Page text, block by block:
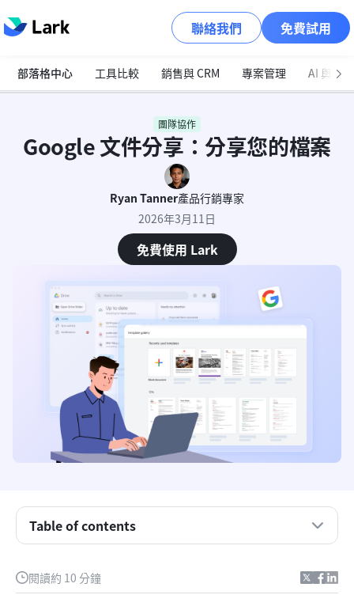
聯絡我們 免費試用
部落格中心 工具比較 銷售與 CRM 專案管理 AI 與自
團隊協作
Google 文件分享：分享您的檔案
Ryan Tanner產品行銷專家
2026年3月11日
免費使用 Lark
閱讀約 10 分鐘
Table of contents
如何安全分享 Google 文件
Google 文件共享權限
Google 文件的分享設定
可能需要的提示：撤銷對共享 Google 文件的存取權